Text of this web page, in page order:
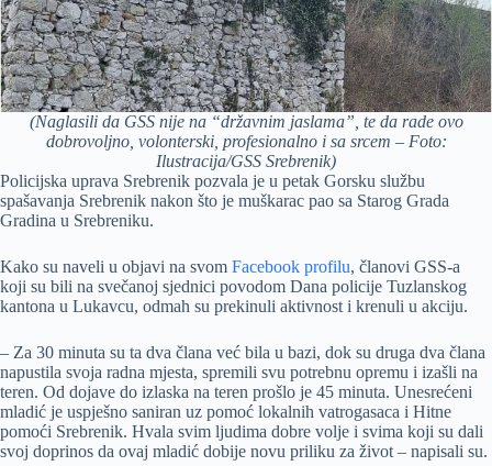
(Naglasili da GSS nije na “državnim jaslama”, te da rade ovo
dobrovoljno, volonterski, profesionalno i sa srcem – Foto:
Ilustracija/GSS Srebrenik)
Policijska uprava Srebrenik pozvala je u petak Gorsku službu
spašavanja Srebrenik nakon što je muškarac pao sa Starog Grada
Gradina u Srebreniku.
Kako su naveli u objavi na svom Facebook profilu, članovi GSS-a
koji su bili na svečanoj sjednici povodom Dana policije Tuzlanskog
kantona u Lukavcu, odmah su prekinuli aktivnost i krenuli u akciju.
– Za 30 minuta su ta dva člana već bila u bazi, dok su druga dva člana
napustila svoja radna mjesta, spremili svu potrebnu opremu i izašli na
teren. Od dojave do izlaska na teren prošlo je 45 minuta. Unesrećeni
mladić je uspješno saniran uz pomoć lokalnih vatrogasaca i Hitne
pomoći Srebrenik. Hvala svim ljudima dobre volje i svima koji su dali
svoj doprinos da ovaj mladić dobije novu priliku za život – napisali su.